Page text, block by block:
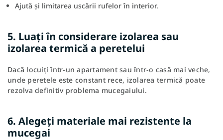
Ajută și limitarea uscării rufelor în interior.
5. Luați în considerare izolarea sau
izolarea termică a peretelui
Dacă locuiți într-un apartament sau într-o casă mai veche,
unde peretele este constant rece, izolarea termică poate
rezolva definitiv problema mucegaiului.
6. Alegeți materiale mai rezistente la
mucegai